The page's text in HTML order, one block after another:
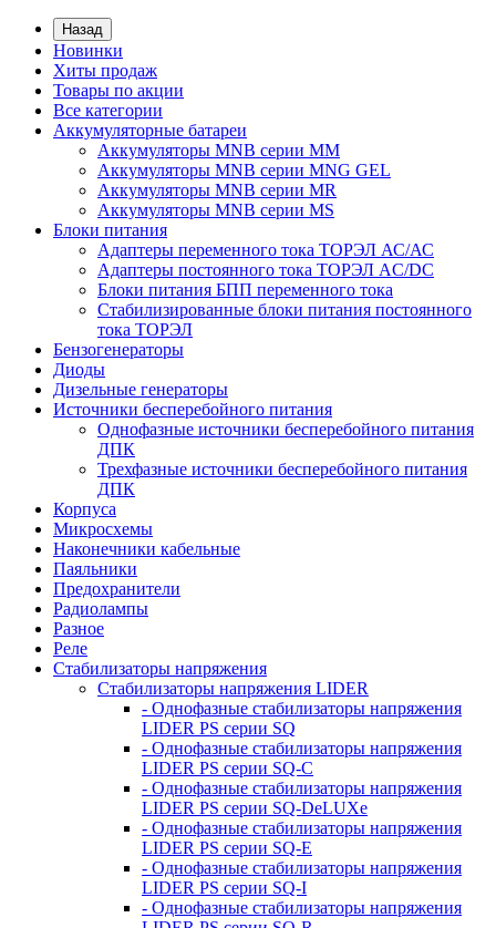
Назад
Новинки
Хиты продаж
Товары по акции
Все категории
Аккумуляторные батареи
Аккумуляторы MNB серии MM
Аккумуляторы MNB серии MNG GEL
Аккумуляторы MNB серии MR
Аккумуляторы MNB серии MS
Блоки питания
Адаптеры переменного тока ТОРЭЛ АС/АС
Адаптеры постоянного тока ТОРЭЛ AC/DC
Блоки питания БПП переменного тока
Стабилизированные блоки питания постоянного
тока ТОРЭЛ
Бензогенераторы
Диоды
Дизельные генераторы
Источники бесперебойного питания
Однофазные источники бесперебойного питания
ДПК
Трехфазные источники бесперебойного питания
ДПК
Корпуса
Микросхемы
Наконечники кабельные
Паяльники
Предохранители
Радиолампы
Разное
Реле
Стабилизаторы напряжения
Стабилизаторы напряжения LIDER
- Однофазные стабилизаторы напряжения
LIDER PS серии SQ
- Однофазные стабилизаторы напряжения
LIDER PS серии SQ-C
- Однофазные стабилизаторы напряжения
LIDER PS серии SQ-DeLUXe
- Однофазные стабилизаторы напряжения
LIDER PS серии SQ-E
- Однофазные стабилизаторы напряжения
LIDER PS серии SQ-I
- Однофазные стабилизаторы напряжения